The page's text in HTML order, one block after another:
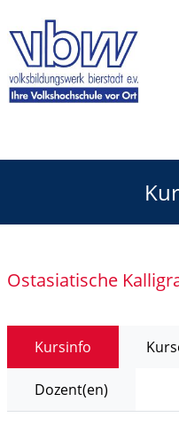
Ostasiatische
Kursinfo
Dozent(en)